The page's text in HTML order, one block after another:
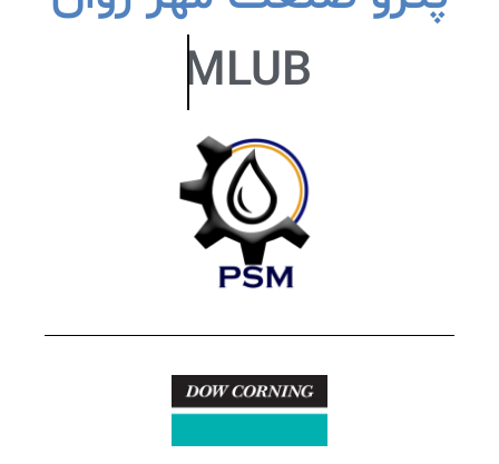
PSMLUB